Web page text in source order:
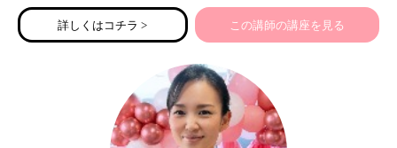
詳しくはコチラ > この講師の講座を見る